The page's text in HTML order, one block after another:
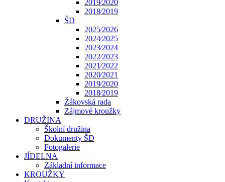
2019⁄2020
2018⁄2019
ŠD
2025⁄2026
2024⁄2025
2023⁄2024
2022⁄2023
2021⁄2022
2020⁄2021
2019⁄2020
2018⁄2019
Žákovská rada
Zájmové kroužky
DRUŽINA
Školní družina
Dokumenty ŠD
Fotogalerie
JÍDELNA
Základní informace
KROUŽKY